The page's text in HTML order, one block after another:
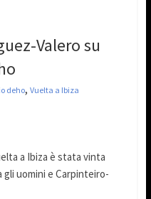
Valero su
deho, Vuelta a Ibiza
a Ibiza è stata vinta
gli uomini e Carpinteiro-